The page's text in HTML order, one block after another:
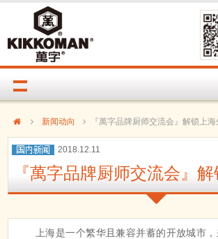
新闻动向 『萬字品牌厨师交流会』解锁上海
2018.12.11
『萬字品牌厨师交流会』
上海是一个繁华且兼容并蓄的开放城市